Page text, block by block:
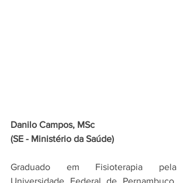
Danilo Campos, MSc
(SE - Ministério da Saúde)
Graduado em Fisioterapia pela
Universidade Federal de Pernambuco,